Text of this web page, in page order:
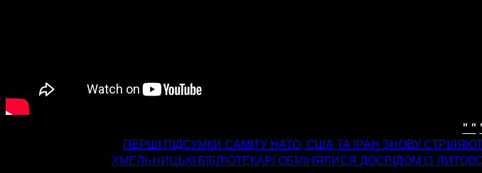
" "
ПЕРШІ ПІДСУМКИ САМІТУ НАТО, США ТА ІРАН ЗНОВУ
ХМЕЛЬНИЦЬКІ БІБЛІОТЕКАРІ ОБМІНЯЛИСЯ ДОСВІДОМ ІЗ